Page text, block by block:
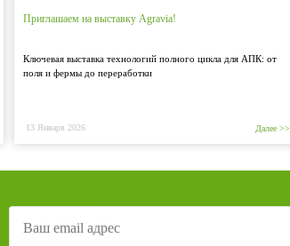
Приглашаем на выставку Agravia!
Ключевая выставка технологий полного цикла для АПК: от
поля и фермы до переработки
13 Января 2026 Далее >>